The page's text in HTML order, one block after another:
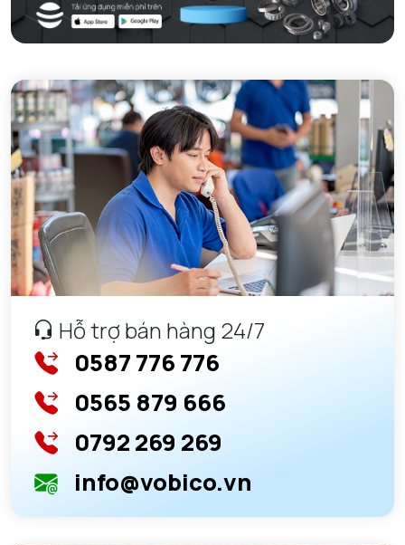
Hỗ trợ bán hàng 24/7
0587 776 776
0565 879 666
0792 269 269
info@vobico.vn